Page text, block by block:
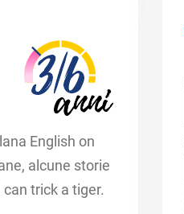
English on
alcune storie
trick a tiger.